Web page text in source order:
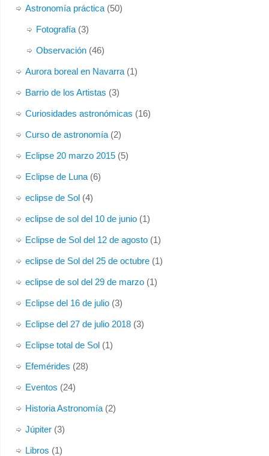
Astronomía práctica(50)
Fotografía(3)
Observación(46)
Aurora boreal en Navarra(1)
Barrio de los Artistas (3)
Curiosidades astronómicas (16)
Curso de astronomía(2)
Eclipse 20 marzo 2015(5)
Eclipse de Luna(6)
eclipse de Sol(4)
eclipse de sol del 10 de junio(1)
Eclipse de Sol del 12 de agosto(1)
eclipse de Sol del 25 de octubre(1)
eclipse de sol del 29 de marzo(1)
Eclipse del 16 de julio(3)
Eclipse del 27 de julio 2018(3)
Eclipse total de Sol(1)
Efemérides (28)
Eventos (24)
Historia Astronomía(2)
Júpiter(3)
Libros (1)